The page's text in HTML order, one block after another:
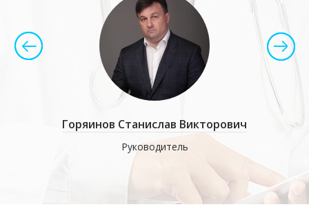
Горяинов Станислав Викторович
Руководитель